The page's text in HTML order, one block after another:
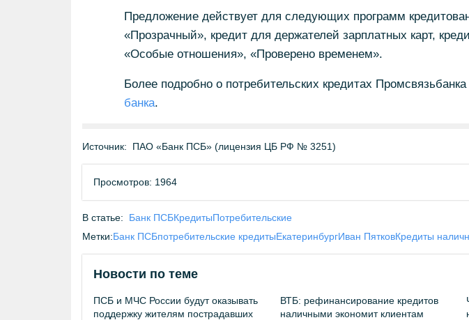
Предложение действует для следующих программ
«Прозрачный», кредит для держателей зарплатных карт,
«Особые отношения», «Проверено временем».
Более подробно о потребительских кредитах
банка.
Источник: ПАО «Банк ПСБ» (лицензия ЦБ РФ № 3251)
Просмотров: 1964
В статье: Банк ПСБКредитыПотребительские
Метки:Банк ПСБпотребительские кредитыЕкатеринбургИван ПятковКредиты
Новости по теме
ПСБ и МЧС России будут оказывать
поддержку жителям пострадавших
ВТБ: рефинансирование кредитов
наличными экономит клиентам